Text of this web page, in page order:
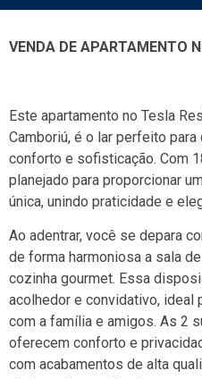
VENDA DE APARTAMENTO
Este apartamento no Tesla
Camboriú, é o lar perfeito
conforto e sofisticação. Com
planejado para proporcionar
única, unindo praticidade e
Ao adentrar, você se depara
de forma harmoniosa a sala
cozinha gourmet. Essa
acolhedor e convidativo, ideal
com a família e amigos. As 2
oferecem conforto e
com acabamentos de alta